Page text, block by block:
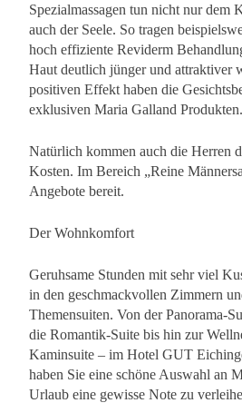
Spezialmassagen tun nicht nur dem
auch der Seele. So tragen
hoch effiziente Reviderm
Haut deutlich jünger und attraktiver
positiven Effekt haben die
exklusiven Maria Galland Produkten.
Natürlich kommen auch die Herren
Kosten. Im Bereich „Reine
Angebote bereit.
Der Wohnkomfort
Geruhsame Stunden mit sehr viel
in den geschmackvollen Zimmern
Themensuiten. Von der Panorama-
die Romantik-Suite bis hin zur
Kaminsuite – im Hotel GUT
haben Sie eine schöne Auswahl an
Urlaub eine gewisse Note zu